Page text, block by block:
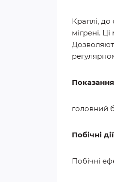
Краплі, до
мігрені.
головний
Побічні
Побічні